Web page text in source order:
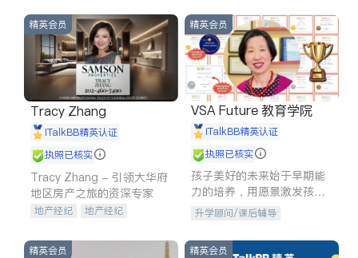
精英会员
Tracy Zhang
iTalkBB精英认证
执照已核实
Tracy Zhang - 引领大华府
地区房产之旅的资深专家
地产经纪
地产经纪
商铺租售
精英会员
VSA Future 教育学院
iTalkBB精英认证
执照已核实
孩子美好的未来始于早期能
力的培养，用愿景激发孩子
的学习潜力和动力。理念：
拥有成长型心态是成功的基
石。
升学顾问/课后辅导
精英会员 精英会员